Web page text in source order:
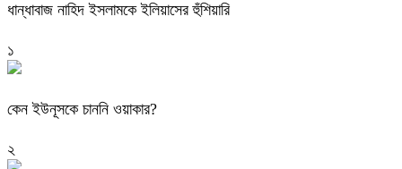
ধান্ধাবাজ নাহিদ ইসলামকে ইলিয়াসের হুঁশিয়ারি
১
কেন ইউনূসকে চাননি ওয়াকার?
২